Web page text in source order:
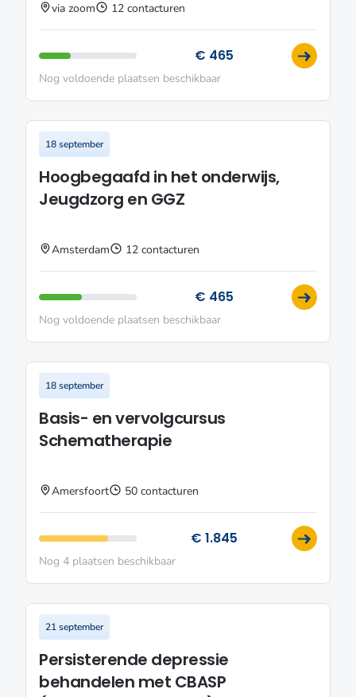
via zoom 12 contacturen
€ 465
Nog voldoende plaatsen beschikbaar
18 september
Hoogbegaafd in het onderwijs,
Jeugdzorg en GGZ
Amsterdam 12 contacturen
€ 465
Nog voldoende plaatsen beschikbaar
18 september
Basis- en vervolgcursus
Schematherapie
Amersfoort 50 contacturen
€ 1.845
Nog 4 plaatsen beschikbaar
21 september
Persisterende depressie
behandelen met CBASP